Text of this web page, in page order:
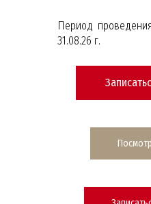
Период
31.08.26 г.